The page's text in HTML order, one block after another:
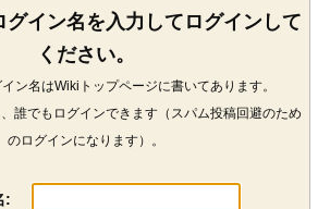
グイン名を入力してログインして
ください。
ン名はWikiトップページに書いてあります。
誰でもログインできます（スパム投稿回避のため
のログインになります）。
: